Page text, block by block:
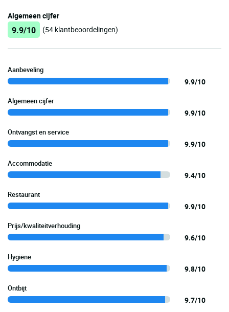
Algemeen cijfer
9.9/10 (54 klantbeoordelingen)
Aanbeveling
9.9/10
Algemeen cijfer
9.9/10
Ontvangst en service
9.9/10
Accommodatie
9.4/10
Restaurant
9.9/10
Prijs/kwaliteitverhouding
9.6/10
Hygiëne
9.8/10
Ontbijt
9.7/10